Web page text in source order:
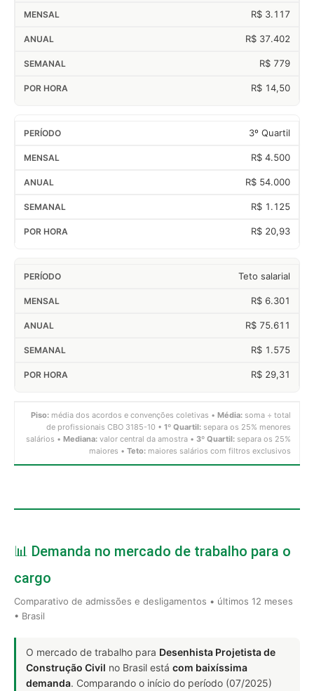
R$ 3.117
R$ 37.402
R$ 779
R$ 14,50
3º Quartil
R$ 4.500
R$ 54.000
R$ 1.125
R$ 20,93
Teto salarial
R$ 6.301
R$ 75.611
R$ 1.575
R$ 29,31
Piso: média dos acordos e convenções coletivas • Média: soma ÷ total
de profissionais CBO 3185-10 • 1º Quartil: separa os 25% menores
salários • Mediana: valor central da amostra • 3º Quartil: separa os 25%
maiores • Teto: maiores salários com filtros exclusivos
📊 Demanda no mercado de trabalho para o
cargo
Comparativo de admissões e desligamentos • últimos 12 meses
• Brasil
O mercado de trabalho para Desenhista Projetista de
Construção Civil no Brasil está com baixíssima
demanda. Comparando o início do período (07/2025)